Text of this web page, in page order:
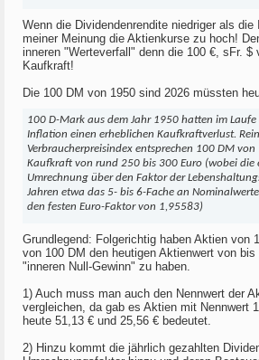
Wenn die Dividendenrendite niedriger als
meiner Meinung die Aktienkurse zu hoch!
inneren "Werteverfall" denn die 100 €, sFr. $
Kaufkraft!
Die 100 DM von 1950 sind 2026 müssten
100 D-Mark aus dem Jahr 1950 hatten im Laufe
Inflation einen erheblichen Kaufkraftverlust.
Verbraucherpreisindex entsprechen 100 DM
Kaufkraft von rund 250 bis 300 Euro (wobei die
Umrechnung über den Faktor der
Jahren etwa das 5- bis 6-Fache an
den festen Euro-Faktor von 1,95583)
Grundlegend: Folgerichtig haben Aktien von
von 100 DM den heutigen Aktienwert von
"inneren Null-Gewinn" zu haben.
1) Auch muss man auch den Nennwert der
vergleichen, da gab es Aktien mit Nennwert
heute 51,13 € und 25,56 € bedeutet.
2) Hinzu kommt die jährlich gezahlten